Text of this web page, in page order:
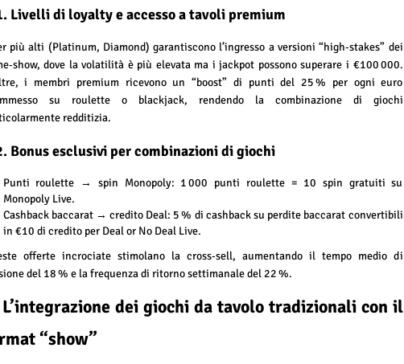
Livelli di loyalty e accesso a tavoli premium
più alti (Platinum, Diamond) garantiscono l’ingresso a versioni “high‑stakes” dei
dove la volatilità è più elevata ma i jackpot possono superare i €100 000.
i membri premium ricevono un “boost” di punti del 25 % per ogni euro
su roulette o blackjack, rendendo la combinazione di giochi
redditizia.
Bonus esclusivi per combinazioni di giochi
Punti roulette → spin Monopoly: 1 000 punti roulette = 10 spin gratuiti su
Monopoly Live.
Cashback baccarat → credito Deal: 5 % di cashback su perdite baccarat convertibili
in €10 di credito per Deal or No Deal Live.
offerte incrociate stimolano la cross‑sell, aumentando il tempo medio di
del 18 % e la frequenza di ritorno settimanale del 22 %.
dei giochi da tavolo tradizionali con il
“show”